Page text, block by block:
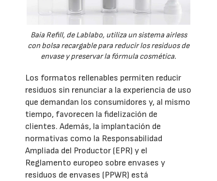
Baia Refill, de Lablabo, utiliza un sistema airless
con bolsa recargable para reducir los residuos de
envase y preservar la fórmula cosmética.
Los formatos rellenables permiten reducir
residuos sin renunciar a la experiencia de uso
que demandan los consumidores y, al mismo
tiempo, favorecen la fidelización de
clientes. Además, la implantación de
normativas como la Responsabilidad
Ampliada del Productor (EPR) y el
Reglamento europeo sobre envases y
residuos de envases (PPWR) está